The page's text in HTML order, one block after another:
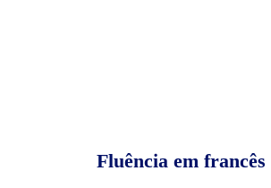
Fluência em francês